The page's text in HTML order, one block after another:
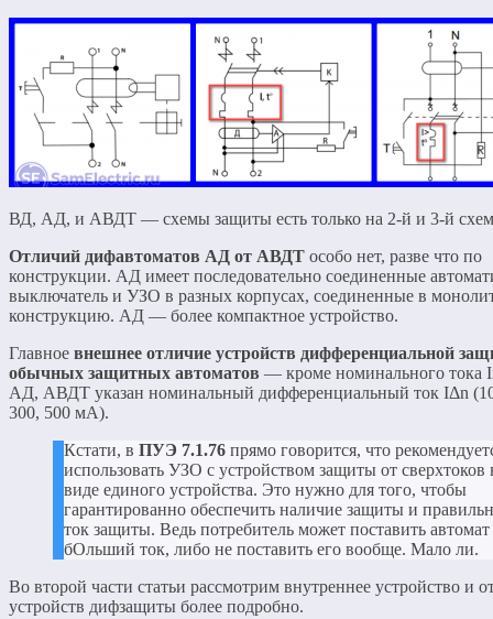
ВД, АД, и АВДТ — схемы защиты есть только на 2-й и 3-й
Отличий дифавтоматов АД от АВДТ особо нет, разве что по
конструкции. АД имеет последовательно соединенные
выключатель и УЗО в разных корпусах, соединенные в
конструкцию. АД — более компактное устройство.
Главное внешнее отличие устройств дифференциальной
обычных защитных автоматов — кроме номинального тока
АД, АВДТ указан номинальный дифференциальный ток IΔn
300, 500 мА).
Кстати, в ПУЭ 7.1.76 прямо говорится, что
использовать УЗО с устройством защиты от сверхтоков
виде единого устройства. Это нужно для того, чтобы
гарантированно обеспечить наличие защиты и
ток защиты. Ведь потребитель может поставить автомат
бОльший ток, либо не поставить его вообще. Мало ли.
Во второй части статьи рассмотрим внутреннее устройство и
устройств дифзащиты более подробно.